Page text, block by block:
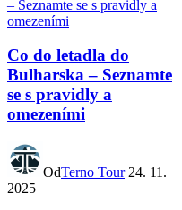
Co do letadla do
Bulharska – Seznamte
se s pravidly a
omezeními
OdTerno Tour 24. 11.
2025